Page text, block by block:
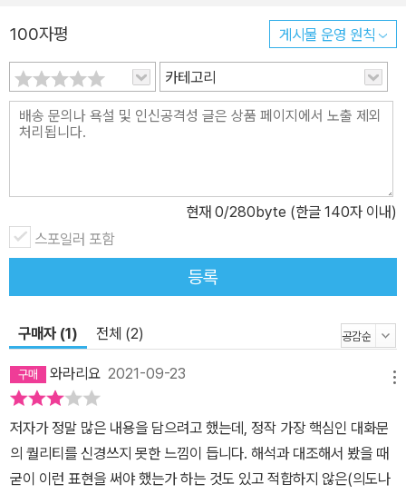
100자평 게시물 운영 원칙
카테고리
현재 0/280byte (한글 140자 이내)
스포일러 포함
등록
구매자 (1) 전체 (2)
와라리요 2021-09-23
저자가 정말 많은 내용을 담으려고 했는데, 정작 가장 핵심인 대화문
의 퀄리티를 신경쓰지 못한 느낌이 듭니다. 해석과 대조해서 봤을 때
굳이 이런 표현을 써야 했는가 하는 것도 있고 적합하지 않은(의도나